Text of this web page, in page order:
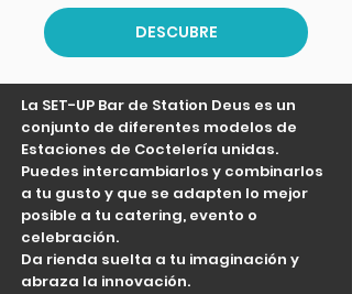
DESCUBRE
La SET-UP Bar de Station Deus es un
conjunto de diferentes modelos de
Estaciones de Coctelería unidas.
Puedes intercambiarlos y combinarlos
a tu gusto y que se adapten lo mejor
posible a tu catering, evento o
celebración.
Da rienda suelta a tu imaginación y
abraza la innovación.